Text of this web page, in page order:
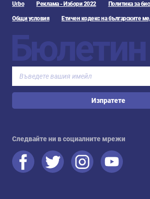
Urbo Реклама - Избори 2022 Политика за
Общи условия Етичен кодекс на българските
Бюлетин
Изпратете
Следвайте ни в социалните мрежи